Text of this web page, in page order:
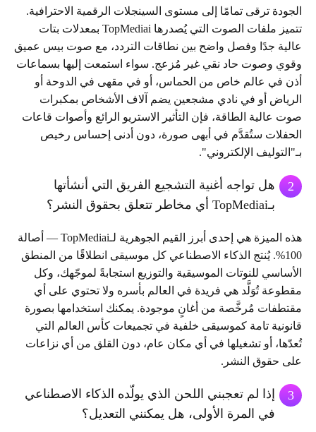
الجودة ترقى تمامًا إلى مستوى السينجلات الرقمية الاحترافية.
تتميز ملفات الصوت التي يُصدرها TopMediai بمعدلات بتات
عالية جدًا وفصل واضح بين نطاقات التردد، مع صوت بيس عميق
وقوي وصوت حاد نقي غير مُزعج. سواء استمعت إليها بسماعات
أذن في عالم خاص من الحماس، أو في مقهى في الدوحة أو
الرياض أو في نادي مشجعين يضم آلاف الأشخاص بمكبرات
صوت عالية الطاقة، فإن التأثير الاستريو الرائع وأصوات قاعات
الحفلات ستُقدَّم في أبهى صورة، دون أدنى إحساس رخيص
بـ"التوليف الإلكتروني".
2
هل تواجه أغنية التشجيع الفريق التي أنشأتها
بـTopMediai أي مخاطر تتعلق بحقوق النشر؟
هذه الميزة هي إحدى أبرز القيم الجوهرية لـTopMediai — أصالة
100%. يُنتج الذكاء الاصطناعي كل موسيقى انطلاقًا من المنطق
الأساسي للنوتات الموسيقية والتوزيع استجابةً لموجّهك، وكل
مقطوعة تُوَلَّد هي فريدة في العالم بأسره ولا تحتوي على أي
مقتطفات مُرخَّصة من أغانٍ موجودة. يمكنك استخدامها بصورة
قانونية تامة كموسيقى خلفية في تجميعات كأس العالم التي
تُعدّها، أو تشغيلها في أي مكان عام، دون القلق من أي نزاعات
على حقوق النشر.
3
إذا لم تعجبني اللحن الذي يولّده الذكاء الاصطناعي
في المرة الأولى، هل يمكنني التعديل؟